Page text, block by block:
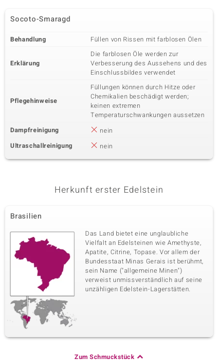
Socoto-Smaragd
Behandlung Füllen von Rissen mit farblosen Ölen
Erklärung
Die farblosen Öle werden zur
Verbesserung des Aussehens und des
Einschlussbildes verwendet
Pflegehinweise
Füllungen können durch Hitze oder
Chemikalien beschädigt werden;
keinen extremen
Temperaturschwankungen aussetzen
Dampfreinigung
nein
Ultraschallreinigung
nein
Herkunft erster Edelstein
Brasilien
Das Land bietet eine unglaubliche
Vielfalt an Edelsteinen wie Amethyste,
Apatite, Citrine, Topase. Vor allem der
Bundesstaat Minas Gerais ist berühmt,
sein Name ("allgemeine Minen")
verweist unmissverständlich auf seine
unzähligen Edelstein-Lagerstätten.
Zum Schmuckstück